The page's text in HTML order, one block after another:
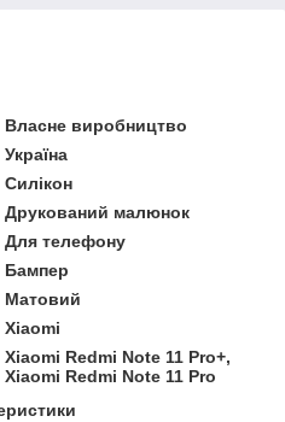
Власне виробництво
Україна
Силікон
Друкований малюнок
Для телефону
Бампер
Матовий
Xiaomi
Xiaomi Redmi Note 11 Pro+,
Xiaomi Redmi Note 11 Pro